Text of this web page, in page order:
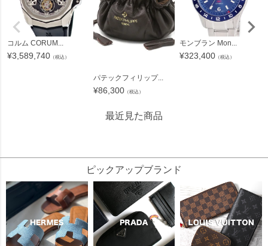
コルム CORUM...
¥3,589,740 （税込）
パテックフィリップ...
¥86,300 （税込）
モンブラン Mon...
¥323,400 （税込）
最近見た商品
ピックアップブランド